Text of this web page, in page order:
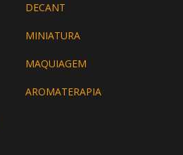
DECANT
MINIATURA
MAQUIAGEM
AROMATERAPIA